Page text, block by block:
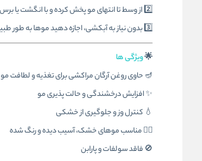
2️⃣ از وسط تا انتهای مو پخش کرده و با انگشت یا برس حالت دهید
3️⃣ بدون نیاز به آبکشی، اجازه دهید موها به‌ طور طبیعی خشک شوند یا با سشوار حالت دهید
🌟ویژگی ها
🪔 حاوی روغن آرگان مراکشی برای تغذیه و لطافت مو
✨ افزایش درخشندگی و حالت‌ پذیری مو
💧 کنترل وز و جلوگیری از خشکی
🧖‍♀️ مناسب موهای خشک، آسیب‌ دیده و رنگ‌ شده
🚫 فاقد سولفات و پارابن